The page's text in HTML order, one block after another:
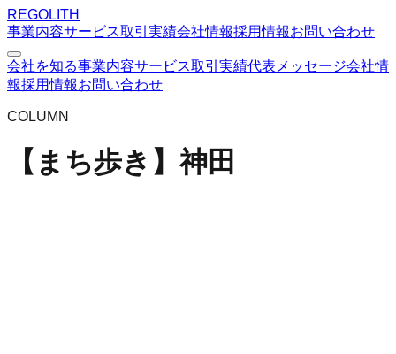
REGOLITH
事業内容サービス取引実績会社情報採用情報お問い合わせ
会社を知る事業内容サービス取引実績代表メッセージ会社情
報採用情報お問い合わせ
COLUMN
【まち歩き】神田